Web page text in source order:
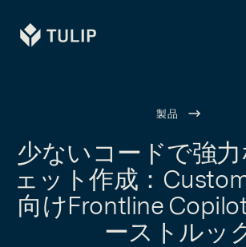
Tulip
製品
少ないコードで強
ェット作成：
向けFrontline
ーストルッ